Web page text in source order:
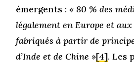
émergents :« 80 % des
légalement en Europe et
fabriqués à partir de
d’Inde et de Chine »[4]. Les